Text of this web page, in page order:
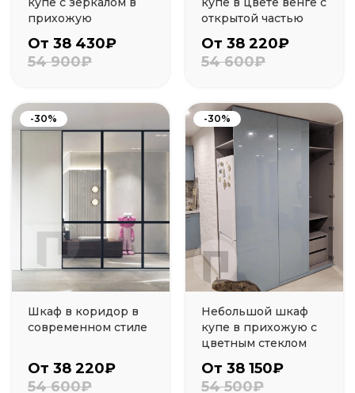
прихожую
От 38 430₽
54 900₽
открытой частью
От 38 220₽
54 600₽
-30%
Шкаф в коридор в
современном стиле
От 38 220₽
54 600₽
-30%
Небольшой шкаф
купе в прихожую с
цветным стеклом
От 38 150₽
54 500₽